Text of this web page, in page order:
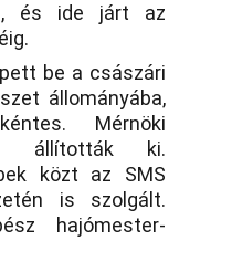
és ide járt az
be a császári
állományába,
Mérnöki
állították ki.
közt az SMS
is szolgált.
hajómester-